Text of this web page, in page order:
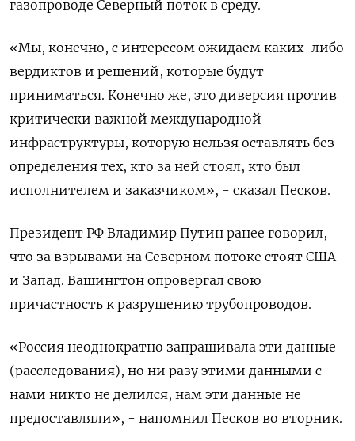
газопроводе Северный поток в среду.
«Мы, конечно, с интересом ожидаем каких-либо
вердиктов и решений, которые будут
приниматься. Конечно же, это диверсия против
критически важной международной
инфраструктуры, которую нельзя оставлять без
определения тех, кто за ней стоял, кто был
исполнителем и заказчиком», - сказал Песков.
Президент РФ Владимир Путин ранее говорил,
что за взрывами на Северном потоке стоят США
и Запад. Вашингтон опровергал свою
причастность к разрушению трубопроводов.
«Россия неоднократно запрашивала эти данные
(расследования), но ни разу этими данными с
нами никто не делился, нам эти данные не
предоставляли», - напомнил Песков во вторник.